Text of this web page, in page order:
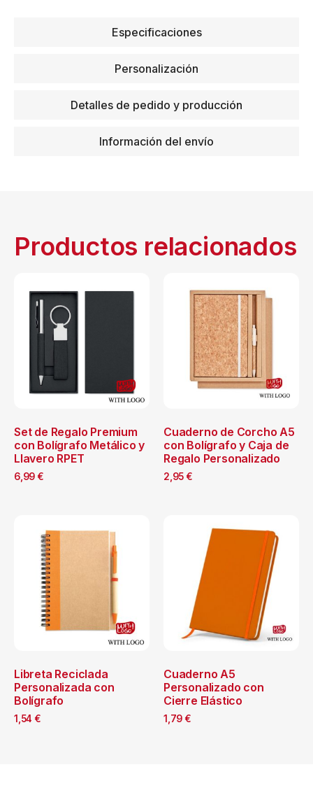
Especificaciones
Personalización
Detalles de pedido y producción
Información del envío
Productos relacionados
Set de Regalo Premium
con Bolígrafo Metálico y
Llavero RPET
6,99 €
Cuaderno de Corcho A5
con Bolígrafo y Caja de
Regalo Personalizado
2,95 €
Libreta Reciclada
Personalizada con
Bolígrafo
1,54 €
Cuaderno A5
Personalizado con
Cierre Elástico
1,79 €